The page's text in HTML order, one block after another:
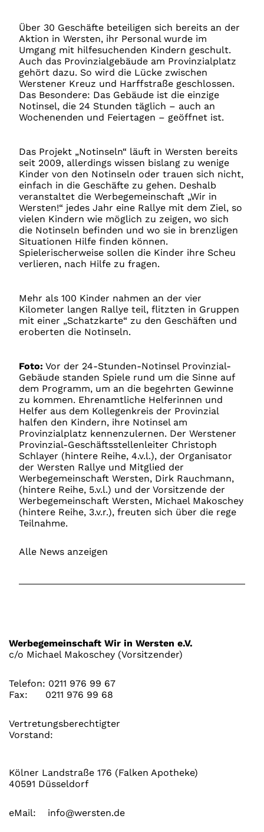
Über 30 Geschäfte beteiligen sich bereits an der
Aktion in Wersten, ihr Personal wurde im
Umgang mit hilfesuchenden Kindern geschult.
Auch das Provinzialgebäude am Provinzialplatz
gehört dazu. So wird die Lücke zwischen
Werstener Kreuz und Harffstraße geschlossen.
Das Besondere: Das Gebäude ist die einzige
Notinsel, die 24 Stunden täglich – auch an
Wochenenden und Feiertagen – geöffnet ist.
Das Projekt „Notinseln“ läuft in Wersten bereits
seit 2009, allerdings wissen bislang zu wenige
Kinder von den Notinseln oder trauen sich nicht,
einfach in die Geschäfte zu gehen. Deshalb
veranstaltet die Werbegemeinschaft „Wir in
Wersten!“ jedes Jahr eine Rallye mit dem Ziel, so
vielen Kindern wie möglich zu zeigen, wo sich
die Notinseln befinden und wo sie in brenzligen
Situationen Hilfe finden können.
Spielerischerweise sollen die Kinder ihre Scheu
verlieren, nach Hilfe zu fragen.
Mehr als 100 Kinder nahmen an der vier
Kilometer langen Rallye teil, flitzten in Gruppen
mit einer „Schatzkarte“ zu den Geschäften und
eroberten die Notinseln.
Foto: Vor der 24-Stunden-Notinsel Provinzial-
Gebäude standen Spiele rund um die Sinne auf
dem Programm, um an die begehrten Gewinne
zu kommen. Ehrenamtliche Helferinnen und
Helfer aus dem Kollegenkreis der Provinzial
halfen den Kindern, ihre Notinsel am
Provinzialplatz kennenzulernen. Der Werstener
Provinzial-Geschäftsstellenleiter Christoph
Schlayer (hintere Reihe, 4.v.l.), der Organisator
der Wersten Rallye und Mitglied der
Werbegemeinschaft Wersten, Dirk Rauchmann,
(hintere Reihe, 5.v.l.) und der Vorsitzende der
Werbegemeinschaft Wersten, Michael Makoschey
(hintere Reihe, 3.v.r.), freuten sich über die rege
Teilnahme.
Alle News anzeigen
Werbegemeinschaft Wir in Wersten e.V.
c/o Michael Makoschey (Vorsitzender)
Telefon: 0211 976 99 67
Fax: 0211 976 99 68
Vertretungsberechtigter
Vorstand:
Kölner Landstraße 176 (Falken Apotheke)
40591 Düsseldorf
eMail: info@wersten.de